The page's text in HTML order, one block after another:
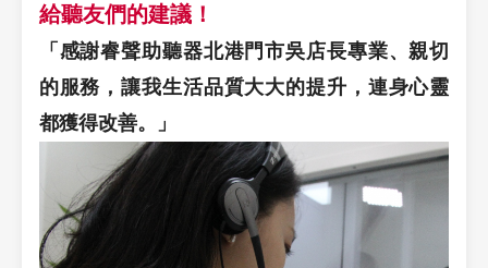
給聽友們的建議！
「感謝睿聲助聽器北港門市吳店長專業、親切
的服務，讓我生活品質大大的提升，連身心靈
都獲得改善。」